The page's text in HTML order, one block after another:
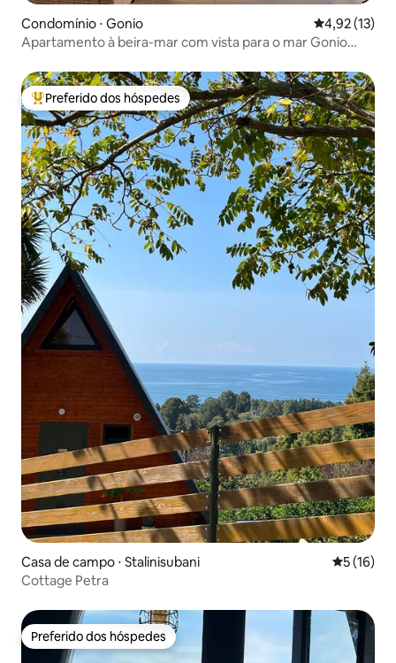
Condomínio ⋅ Gonio 4,92 de uma
4,92 (13)
Apartamento à beira-mar com vista para o mar Gonio
Entre os melhores preferidos dos hóspedes
Preferido dos hóspedes
Casa de campo ⋅ Stalinisubani 5 de uma
5 (16)
Cottage Petra
Preferido dos hóspedes
Preferido dos hóspedes